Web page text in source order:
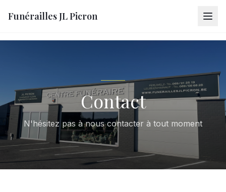
Funérailles JL Picron
Contact
N'hésitez pas à nous contacter à tout moment